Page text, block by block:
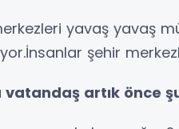
yavaş yavaş
şehir
vatandaş artık önce